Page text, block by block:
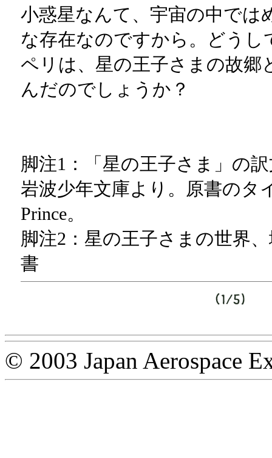
小惑星なんて、宇宙の中では
な存在なのですから。どうし
ペリは、星の王子さまの故郷
んだのでしょうか？
脚注1：「星の王子さま」の
岩波少年文庫より。原書のタ
Prince。
脚注2：星の王子さまの世界
書
© 2003 Japan Aerospace